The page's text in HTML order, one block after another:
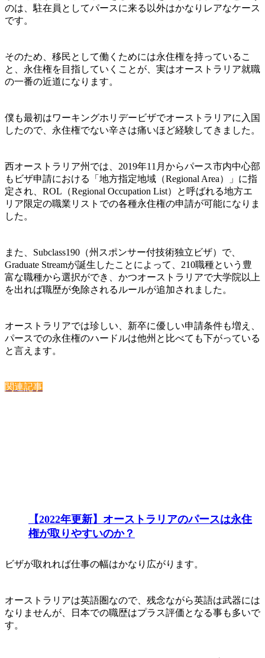
のは、駐在員としてパースに来る以外はかなりレアなケース
です。
そのため、 移民として働くためには永住権を持っているこ
と、永住権を目指していくことが、実はオーストラリア就職
の一番の近道になります。
僕も最初はワーキングホリデービザでオーストラリアに入国
したので、永住権でない辛さは痛いほど経験してきました。
西オーストラリア州では、2019年11月からパース市内中心部
もビザ申請における「地方指定地域（Regional Area）」に指
定され、ROL（Regional Occupation List）と呼ばれる地方エ
リア限定の職業リストでの各種永住権の申請が可能になりま
した。
また、 Subclass190（州スポンサー付技術独立ビザ） で、
Graduate Streamが誕生したことによって、 210職種という豊
富な職種から選択ができ、かつオーストラリアで大学院以上
を出れば職歴が免除されるルールが追加されました。
オーストラリアでは珍しい、新卒に優しい申請条件も増え、
パースでの永住権のハードルは他州と比べても下がっている
と言えます。
関連記事
【2022年更新】オーストラリアのパースは永住
権が取りやすいのか？
ビザが取れれば仕事の幅はかなり広がります。
オーストラリアは英語圏なので、残念ながら英語は武器には
なりませんが、日本での職歴はプラス評価となる事も多いで
す。